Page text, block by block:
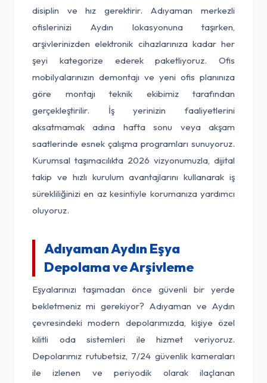
disiplin ve hız gerektirir. Adıyaman merkezli
ofislerinizi Aydın lokasyonuna taşırken,
arşivlerinizden elektronik cihazlarınıza kadar her
şeyi kategorize ederek paketliyoruz. Ofis
mobilyalarınızın demontajı ve yeni ofis planınıza
göre montajı teknik ekibimiz tarafından
gerçekleştirilir. İş yerinizin faaliyetlerini
aksatmamak adına hafta sonu veya akşam
saatlerinde esnek çalışma programları sunuyoruz.
Kurumsal taşımacılıkta 2026 vizyonumuzla, dijital
takip ve hızlı kurulum avantajlarını kullanarak iş
sürekliliğinizi en az kesintiyle korumanıza yardımcı
oluyoruz.
Adıyaman Aydın Eşya
Depolama ve Arşivleme
Eşyalarınızı taşımadan önce güvenli bir yerde
bekletmeniz mi gerekiyor? Adıyaman ve Aydın
çevresindeki modern depolarımızda, kişiye özel
kilitli oda sistemleri ile hizmet veriyoruz.
Depolarımız rutubetsiz, 7/24 güvenlik kameraları
ile izlenen ve periyodik olarak ilaçlanan